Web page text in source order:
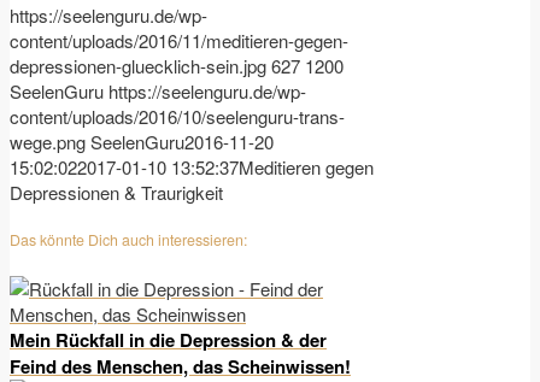
https://seelenguru.de/wp-
content/uploads/2016/11/meditieren-gegen-
depressionen-gluecklich-sein.jpg627 1200
SeelenGuru https://seelenguru.de/wp-
content/uploads/2016/10/seelenguru-trans-
wege.pngSeelenGuru2016-11-20
15:02:022017-01-10 13:52:37Meditieren gegen
Depressionen & Traurigkeit
Das könnte Dich auch interessieren:
Mein Rückfall in die Depression & der
Feind des Menschen, das Scheinwissen!